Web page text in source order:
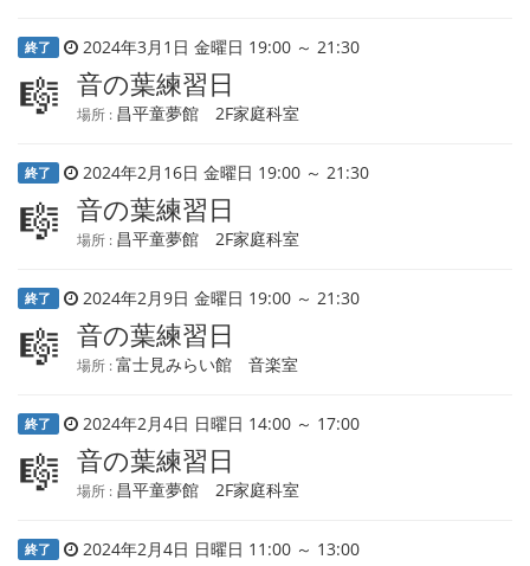
終了 2024年3月1日 金曜日 19:00 ～ 21:30
🎼 音の葉練習日
場所 : 昌平童夢館 2F家庭科室
終了 2024年2月16日 金曜日 19:00 ～ 21:30
🎼 音の葉練習日
場所 : 昌平童夢館 2F家庭科室
終了 2024年2月9日 金曜日 19:00 ～ 21:30
🎼 音の葉練習日
場所 :富士見みらい館 音楽室
終了 2024年2月4日 日曜日 14:00 ～ 17:00
🎼 音の葉練習日
場所 : 昌平童夢館 2F家庭科室
終了 2024年2月4日 日曜日 11:00 ～ 13:00